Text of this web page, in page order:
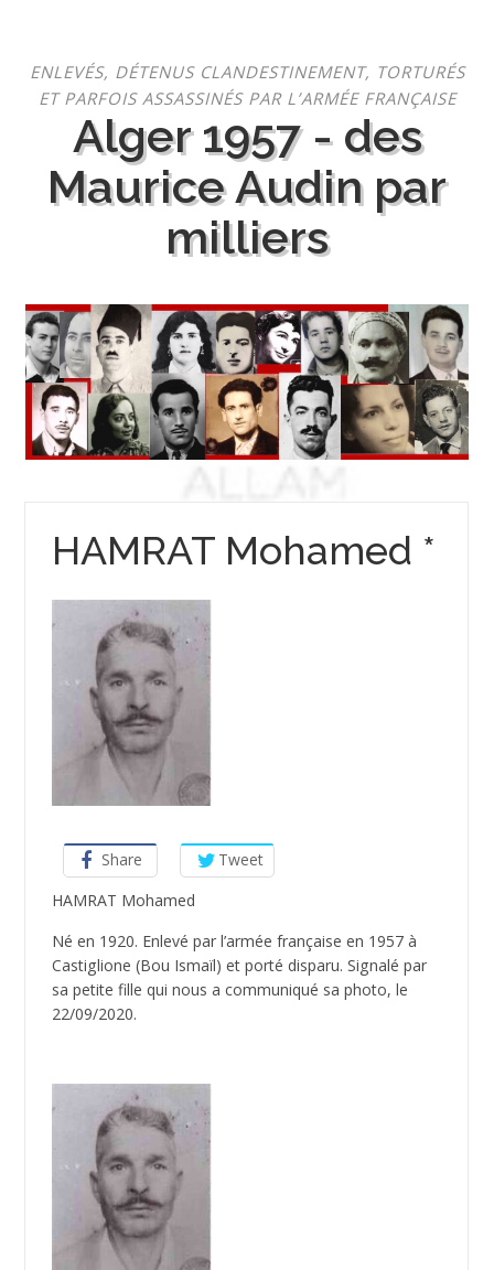
contenu
ENLEVÉS, DÉTENUS CLANDESTINEMENT, TORTURÉS
ET PARFOIS ASSASSINÉS PAR L’ARMÉE FRANÇAISE
Alger 1957 - des
Maurice Audin par
milliers
HAMRAT Mohamed *
Share
Tweet
HAMRAT Mohamed
Né en 1920. Enlevé par l’armée française en 1957 à
Castiglione (Bou Ismaïl) et porté disparu. Signalé par
sa petite fille qui nous a communiqué sa photo, le
22/09/2020.